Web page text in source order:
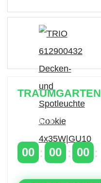
TRAUMGARTEN
über 400 €
00 00 00